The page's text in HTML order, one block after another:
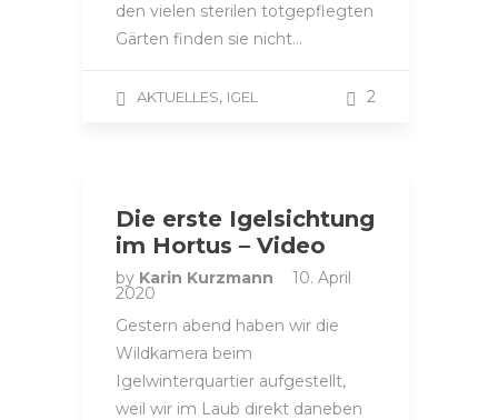
den vielen sterilen totgepflegten
Gärten finden sie nicht…
AKTUELLES, IGEL 2
Die erste Igelsichtung
im Hortus – Video
by Karin Kurzmann 10. April
2020
Gestern abend haben wir die
Wildkamera beim
Igelwinterquartier aufgestellt,
weil wir im Laub direkt daneben